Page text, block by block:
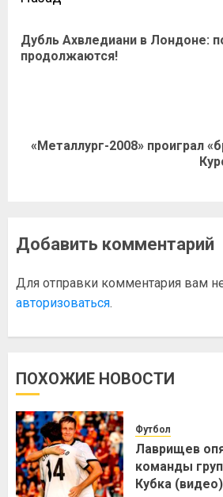
Дубль Ахвледиани в Лондоне:
продолжаются!
«Металлург-2008» проиграл
Добавить комментарий
Для отправки комментария вам
авторизоваться.
ПОХОЖИЕ НОВОСТИ
Футбол
Лаврищев
команды
Кубка (видео)